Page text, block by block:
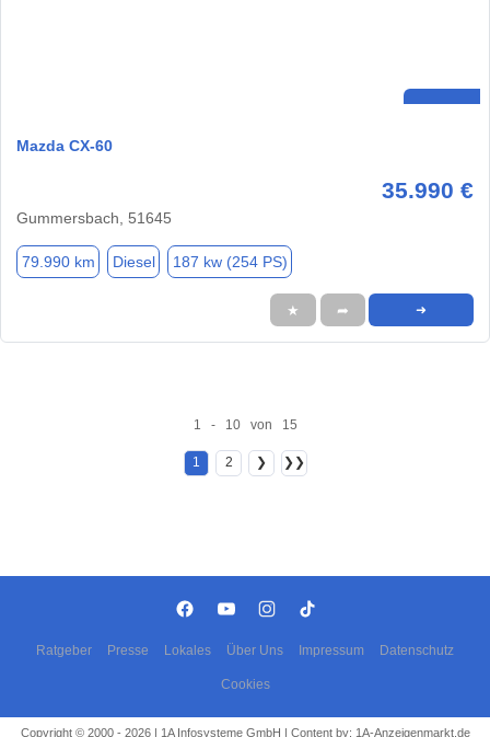
Mazda CX-60
35.990 €
Gummersbach, 51645
79.990 km Diesel 187 kw (254 PS)
★ ➦ ➜
1 - 10 von 15
1 2 ❯ ❯❯
Ratgeber Presse Lokales Über Uns Impressum Datenschutz
Cookies
Copyright © 2000 - 2026 | 1A Infosysteme GmbH | Content by: 1A-Anzeigenmarkt.de